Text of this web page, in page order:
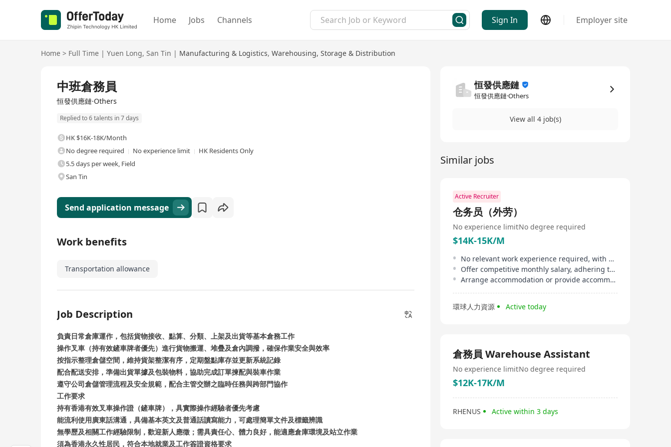
Home Jobs Channels Sign In Employer site
Home > Full Time | Yuen Long, San Tin | Manufacturing & Logistics, Warehousing, Storage & Distribution
中班倉務員
恒發供應鏈·Others
Replied to 6 talents in 7 days
HK $16K-18K/Month
No degree required
No experience limit
HK Residents Only
5.5 days per week, Field
San Tin
Send application message
Work benefits
Transportation allowance
Job Description
負責日常倉庫運作，包括貨物接收、點算、分類、上架及出貨等基本倉務工作
操作叉車（持有效鏟車牌者優先）進行貨物搬運、堆疊及倉內調撥，確保作業安全與效率
按指示整理倉儲空間，維持貨架整潔有序，定期盤點庫存並更新系統記錄
配合配送安排，準備出貨單據及包裝物料，協助完成訂單揀配與裝車作業
遵守公司倉儲管理流程及安全規範，配合主管交辦之臨時任務與跨部門協作
工作要求
持有香港有效叉車操作證（鏟車牌），具實際操作經驗者優先考慮
能流利使用廣東話溝通，具備基本英文及普通話讀寫能力，可處理簡單文件及標籤辨識
無學歷及相關工作經驗限制，歡迎新人應徵；需具責任心、體力良好，能適應倉庫環境及站立作業
須為香港永久性居民，符合本地就業及工作簽證資格要求
恒發供應鏈
恒發供應鏈·Others
View all 4 job(s)
Similar jobs
Active Recruiter
仓务员（外劳）
No experience limitNo degree required
$14K-15K/M
No relevant work experience required, with a sense of responsibility and team spirit
Offer competitive monthly salary, adhering to minimum wage and overtime compensation
Arrange accommodation or provide accommodation allowance
環球人力資源 Active today
倉務員 Warehouse Assistant
No experience limitNo degree required
$12K-17K/M
RHENUS Active within 3 days